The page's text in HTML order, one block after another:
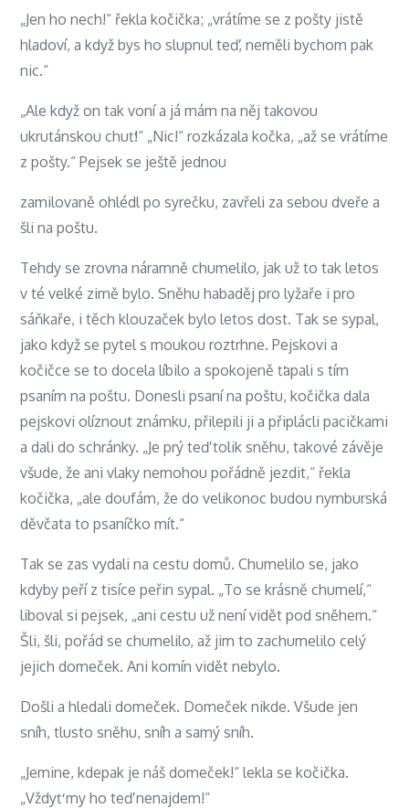
„Jen ho nech!“ řekla kočička; „vrátíme se z pošty jistě
hladoví, a když bys ho slupnul teď, neměli bychom pak
nic.“
„Ale když on tak voní a já mám na něj takovou
ukrutánskou chuť!“ „Nic!“ rozkázala kočka, „až se vrátíme
z pošty.“ Pejsek se ještě jednou
zamilovaně ohlédl po syrečku, zavřeli za sebou dveře a
šli na poštu.
Tehdy se zrovna náramně chumelilo, jak už to tak letos
v té velké zimě bylo. Sněhu habaděj pro lyžaře i pro
sáňkaře, i těch klouzaček bylo letos dost. Tak se sypal,
jako když se pytel s moukou roztrhne. Pejskovi a
kočičce se to docela líbilo a spokojeně ťapali s tím
psaním na poštu. Donesli psaní na poštu, kočička dala
pejskovi olíznout známku, přilepili ji a připlácli pacičkami
a dali do schránky. „Je prý teď tolik sněhu, takové závěje
všude, že ani vlaky nemohou pořádně jezdit,“ řekla
kočička, „ale doufám, že do velikonoc budou nymburská
děvčata to psaníčko mít.“
Tak se zas vydali na cestu domů. Chumelilo se, jako
kdyby peří z tisíce peřin sypal. „To se krásně chumelí,“
liboval si pejsek, „ani cestu už není vidět pod sněhem.“
Šli, šli, pořád se chumelilo, až jim to zachumelilo celý
jejich domeček. Ani komín vidět nebylo.
Došli a hledali domeček. Domeček nikde. Všude jen
sníh, tlusto sněhu, sníh a samý sníh.
„Jemine, kdepak je náš domeček!“ lekla se kočička.
„Vždyť my ho teď nenajdem!“